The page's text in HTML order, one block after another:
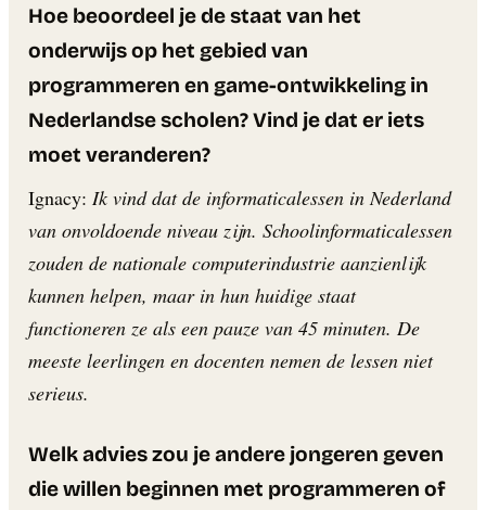
Hoe beoordeel je de staat van het
onderwijs op het gebied van
programmeren en game-ontwikkeling in
Nederlandse scholen? Vind je dat er iets
moet veranderen?
Ignacy: Ik vind dat de informaticalessen in Nederland
van onvoldoende niveau zijn. Schoolinformaticalessen
zouden de nationale computerindustrie aanzienlijk
kunnen helpen, maar in hun huidige staat
functioneren ze als een pauze van 45 minuten. De
meeste leerlingen en docenten nemen de lessen niet
serieus.
Welk advies zou je andere jongeren geven
die willen beginnen met programmeren of